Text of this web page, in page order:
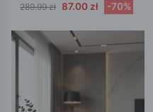
289.99 zł 87.00 zł -70%